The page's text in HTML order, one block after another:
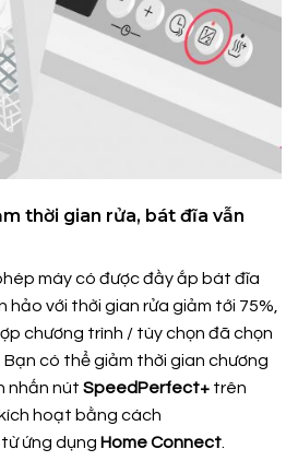
thời gian rửa, bát đĩa vẫn
máy có được đầy ắp bát đĩa
hảo với thời gian rửa giảm tới 75%,
chương trình / tùy chọn đã chọn
có thể giảm thời gian chương
nhấn nút SpeedPerfect+ trên
hoạt bằng cách
từ ứng dụng Home Connect